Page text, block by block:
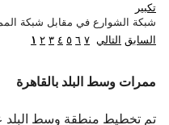
تكبير
شبكة الشوارع في مقابل شبكة
السابق التالي ١ ٢ ٣ ٤ ٥ ٦ ٧
ممرات وسط البلد بالقاهرة
تم تخطيط منطقة وسط البلد